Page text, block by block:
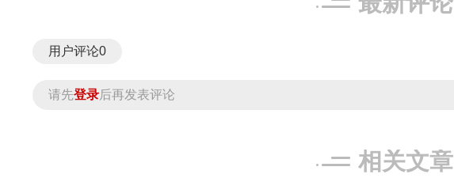
用户评论0
请先登录后再发表评论
相关文章